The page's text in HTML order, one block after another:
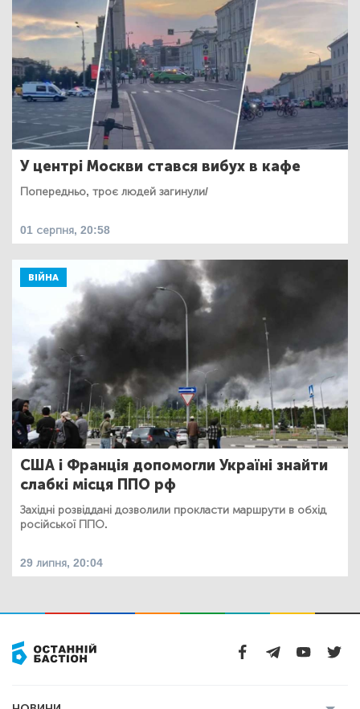
У центрі Москви стався вибух в кафе
Попередньо, троє людей загинули/
01 серпня, 20:58
ВІЙНА
США і Франція допомогли Україні знайти
слабкі місця ППО рф
Західні розвіддані дозволили прокласти маршрути в обхід
російської ППО.
29 липня, 20:04